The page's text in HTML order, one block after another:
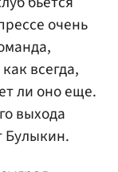
очень
всегда,
ли оно еще.
выхода
Булыкин.